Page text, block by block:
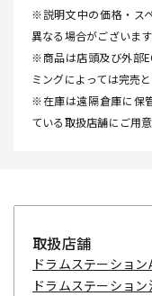
※説明文中の価格・ス
異なる場合がございます
※商品は店頭及び外部
ミングによっては完売
※在庫は遠隔倉庫に保
ている取扱店舗にご用
取扱店舗
ドラムステーショ
ドラムステーション